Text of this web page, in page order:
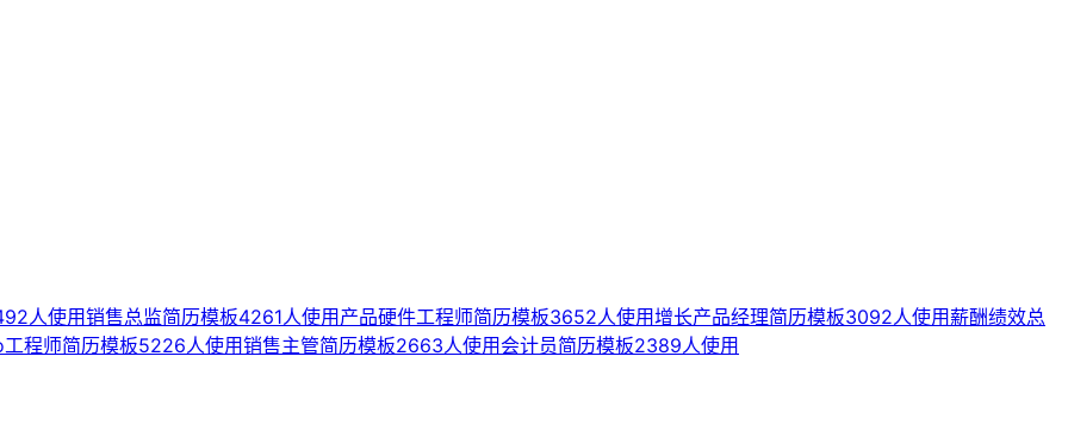
人使用销售总监简历模板4261人使用 产品硬件工程师简历模板3652人使用增长产品经理简历模板3092人使用薪酬绩效总
程师简历模板5226人使用销售主管简历模板2663人使用 会计员简历模板2389人使用